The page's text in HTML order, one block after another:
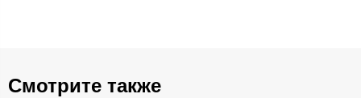
Смотрите также